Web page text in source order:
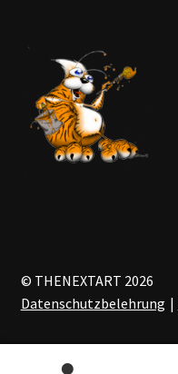
© THENEXTART 2026
Datenschutzbelehrung